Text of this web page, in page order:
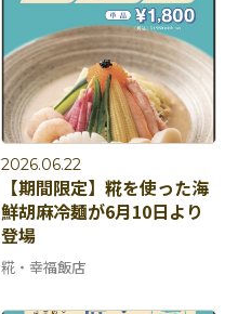
2026.06.22
【期間限定】糀を使った海
鮮胡麻冷麺が6月10日より
登場
糀・幸福飯店